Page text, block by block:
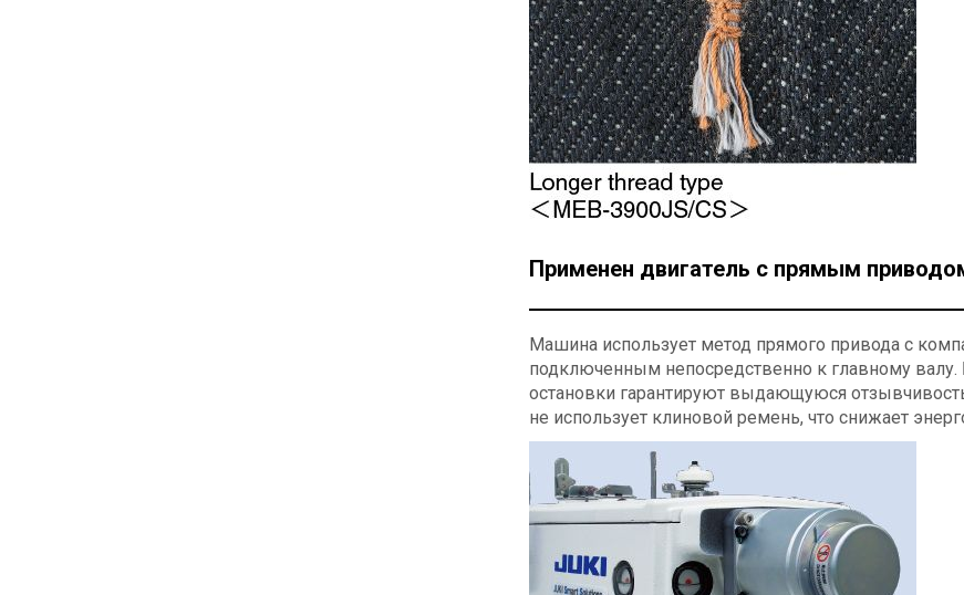
Применен двигатель с прямым
Машина использует метод прямого привода с
подключенным непосредственно к главному
остановки гарантируют выдающуюся
не использует клиновой ремень, что снижает